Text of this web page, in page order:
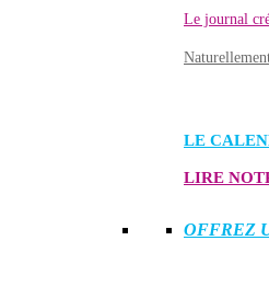
Le journal
LE
LIRE
OFFREZ